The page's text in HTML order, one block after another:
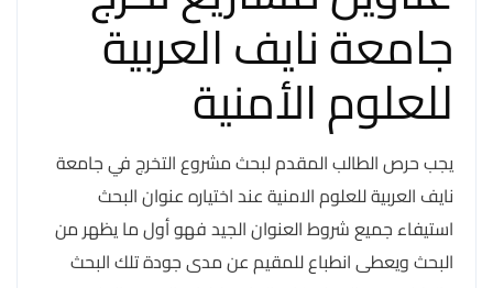
جامعة نايف العربية
للعلوم الأمنية
يجب حرص الطالب المقدم لبحث مشروع التخرج في جامعة
نايف العربية للعلوم الامنية عند اختياره عنوان البحث
استيفاء جميع شروط العنوان الجيد فهو أول ما يظهر من
البحث ويعطى انطباع للمقيم عن مدى جودة تلك البحث